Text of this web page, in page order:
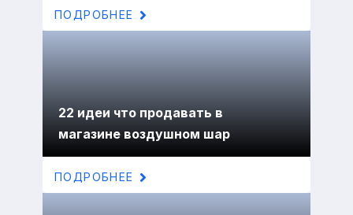
ПОДРОБНЕЕ
22 идеи что продавать в
магазине воздушном шар
ПОДРОБНЕЕ